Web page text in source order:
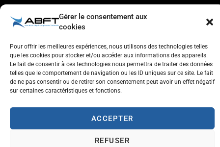
Gérer le consentement aux
cookies
Pour offrir les meilleures expériences, nous utilisons des technologies telles
que les cookies pour stocker et/ou accéder aux informations des appareils.
Le fait de consentir à ces technologies nous permettra de traiter des données
telles que le comportement de navigation ou les ID uniques sur ce site. Le fait
de ne pas consentir ou de retirer son consentement peut avoir un effet négatif
sur certaines caractéristiques et fonctions.
ACCEPTER
REFUSER
Contact
Association Belge Francophone de Taekwondo
info@abft.be
+32 (0)2 347 34 77
Copyright © 2023 ABFT.BE – Tous droits réservés